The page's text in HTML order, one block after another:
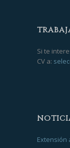
Si te
CV a:
Extensión